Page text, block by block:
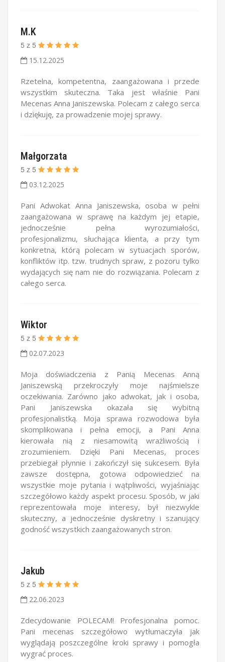
M.K
5 z 5
15.12.2025
Rzetelna, kompetentna, zaangażowana i przede
wszystkim skuteczna. Taka jest właśnie Pani
Mecenas Anna Janiszewska. Polecam z całego serca
i dzìękuję, za prowadzenie mojej sprawy.
Małgorzata
5 z 5
03.12.2025
Pani Adwokat Anna Janiszewska, osoba w pełni
zaangażowana w sprawę na każdym jej etapie,
jednocześnie pełna wyrozumiałości,
profesjonalizmu, słuchająca klienta, a przy tym
konkretna, którą polecam w sytuacjach sporów,
konfliktów itp. tzw. trudnych spraw, z pozoru tylko
wydających się nam nie do rozwiązania. Polecam z
całego serca.
Wiktor
5 z 5
02.07.2023
Moja doświadczenia z Panią Mecenas Anną
Janiszewską przekroczyły moje najśmielsze
oczekiwania. Zarówno jako adwokat, jak i osoba,
Pani Janiszewska okazała się wybitną
profesjonalistką. Moja sprawa rozwodowa była
skomplikowana i pełna emocji, a Pani Anna
kierowała nią z niesamowitą wrażliwością i
zrozumieniem. Dzięki Pani Mecenas, proces
przebiegał płynnie i zakończył się sukcesem. Była
zawsze dostępna, gotowa odpowiedzieć na
wszystkie moje pytania i wątpliwości, wyjaśniając
szczegółowo każdy aspekt procesu. Sposób, w jaki
reprezentowała moje interesy, był niezwykle
skuteczny, a jednocześnie dyskretny i szanujący
godność wszystkich zaangażowanych stron.
Jakub
5 z 5
22.06.2023
Zdecydowanie POLECAM! Profesjonalna pomoc.
Pani mecenas szczegółowo wytłumaczyła jak
wyglądają poszczególne kroki sprawy i pomogła
wygrać proces.